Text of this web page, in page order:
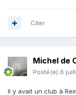
Citer
Michel de
Posté(e) 6
Il y avait un club à